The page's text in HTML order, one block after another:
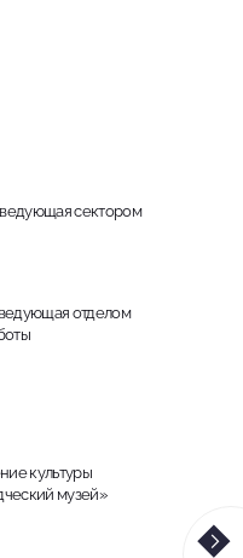
сектором
отделом
культуры
музей»